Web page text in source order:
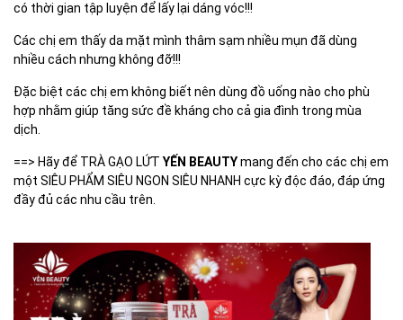
có thời gian tập luyện để lấy lại dáng vóc!!!
Các chị em thấy da mặt mình thâm sạm nhiều mụn đã dùng
nhiều cách nhưng không đỡ!!!
Đặc biệt các chị em không biết nên dùng đồ uống nào cho phù
hợp nhằm giúp tăng sức đề kháng cho cả gia đình trong mùa
dịch.
==> Hãy để TRÀ GẠO LỨT YẾN BEAUTYmang đến cho các chị em
một SIÊU PHẨM SIÊU NGON SIÊU NHANH cực kỳ độc đáo, đáp ứng
đầy đủ các nhu cầu trên.